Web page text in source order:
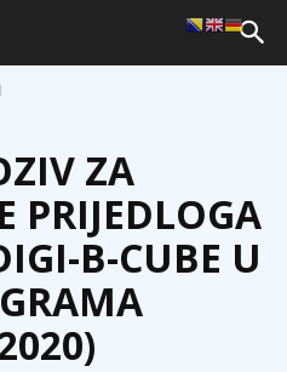
ZA
PRIJEDLOGA
B-CUBE U